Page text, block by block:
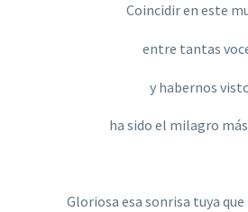
Coincidir en este
entre tantas
y habernos
ha sido el milagro
Gloriosa esa sonrisa tuya